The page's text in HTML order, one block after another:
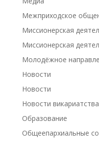
Межприходское
Миссионерская
Миссионерская
Молодёжное
Новости
Новости
Новости викариатства
Образование
Общеепархиальные